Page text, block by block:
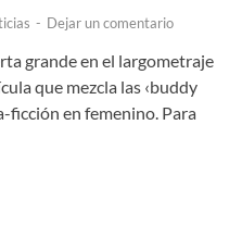
- Dejar un comentario
grande en el largometraje
que mezcla las ‹buddy
ficción en femenino. Para